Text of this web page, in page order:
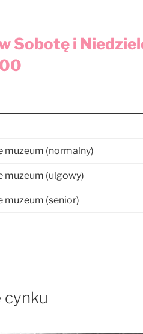
Sobotę i
muzeum (normalny)
muzeum (ulgowy)
muzeum (senior)
cynku